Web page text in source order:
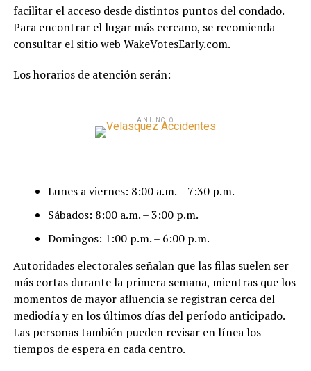
facilitar el acceso desde distintos puntos del condado.
Para encontrar el lugar más cercano, se recomienda
consultar el sitio web WakeVotesEarly.com.
Los horarios de atención serán:
ANUNCIO
Lunes a viernes: 8:00 a.m. – 7:30 p.m.
Sábados: 8:00 a.m. – 3:00 p.m.
Domingos: 1:00 p.m. – 6:00 p.m.
Autoridades electorales señalan que las filas suelen ser
más cortas durante la primera semana, mientras que los
momentos de mayor afluencia se registran cerca del
mediodía y en los últimos días del período anticipado.
Las personas también pueden revisar en línea los
tiempos de espera en cada centro.